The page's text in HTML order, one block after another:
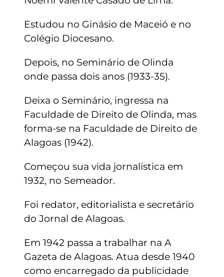
Estudou no Ginásio de Maceió e no
Colégio Diocesano.
Depois, no Seminário de Olinda
onde passa dois anos (1933-35).
Deixa o Seminário, ingressa na
Faculdade de Direito de Olinda, mas
forma-se na Faculdade de Direito de
Alagoas (1942).
Começou sua vida jornalística em
1932, no Semeador.
Foi redator, editorialista e secretário
do Jornal de Alagoas.
Em 1942 passa a trabalhar na A
Gazeta de Alagoas. Atua desde 1940
como encarregado da publicidade